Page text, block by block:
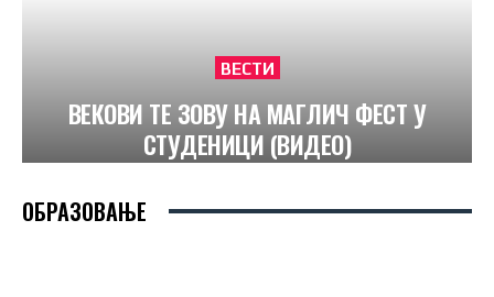
ВЕСТИ
ВЕКОВИ ТЕ ЗОВУ НА МАГЛИЧ ФЕСТ У
СТУДЕНИЦИ (ВИДЕО)
ОБРАЗОВАЊЕ